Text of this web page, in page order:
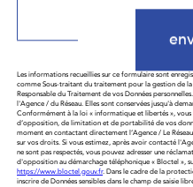
Les informations recueillies sur ce formulaire sont
comme Sous-traitant du traitement pour la gestion de
Responsable du Traitement de vos Données
l'Agence / du Réseau. Elles sont conservées jusqu'à
Conformément à la loi « informatique et libertés »,
d’opposition, de limitation et de portabilité de vos
moment en contactant directement l’Agence / Le
sur vos droits. Si vous estimez, après avoir contacté
ne sont pas respectés, vous pouvez adresser une
d'opposition au démarchage téléphonique « Bloctel »,
https://www.bloctel.gouv.fr. Dans le cadre de la
inscrire de Données sensibles dans le champ de saisie